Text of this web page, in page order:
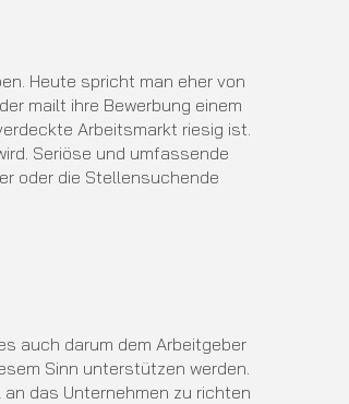
Heute spricht man eher von
mailt ihre Bewerbung einem
Arbeitsmarkt riesig ist.
Seriöse und umfassende
oder die Stellensuchende
auch darum dem Arbeitgeber
Sinn unterstützen werden.
das Unternehmen zu richten